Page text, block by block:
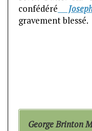
confédéré
gravement blessé.
George Brinton